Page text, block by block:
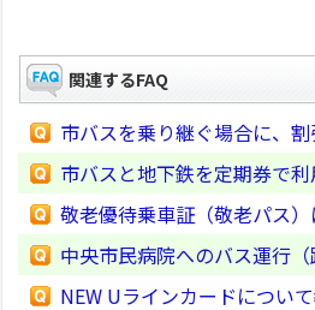
関連するFAQ
市バスを乗り継ぐ場合に、
市バスと地下鉄を定期券で
敬老優待乗車証（敬老パス
中央市民病院へのバス運行
NEW Uラインカードについ